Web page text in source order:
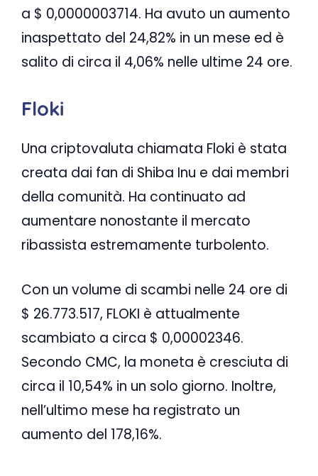
a $ 0,0000003714. Ha avuto un aumento
inaspettato del 24,82% in un mese ed è
salito di circa il 4,06% nelle ultime 24 ore.
Floki
Una criptovaluta chiamata Floki è stata
creata dai fan di Shiba Inu e dai membri
della comunità. Ha continuato ad
aumentare nonostante il mercato
ribassista estremamente turbolento.
Con un volume di scambi nelle 24 ore di
$ 26.773.517, FLOKI è attualmente
scambiato a circa $ 0,00002346.
Secondo CMC, la moneta è cresciuta di
circa il 10,54% in un solo giorno. Inoltre,
nell’ultimo mese ha registrato un
aumento del 178,16%.